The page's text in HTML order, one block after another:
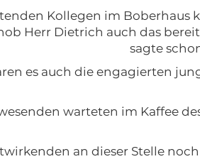
Kollegen im Boberhaus
Herr Dietrich auch das
sagte
es auch die engagierten
warteten im Kaffee
an dieser Stelle